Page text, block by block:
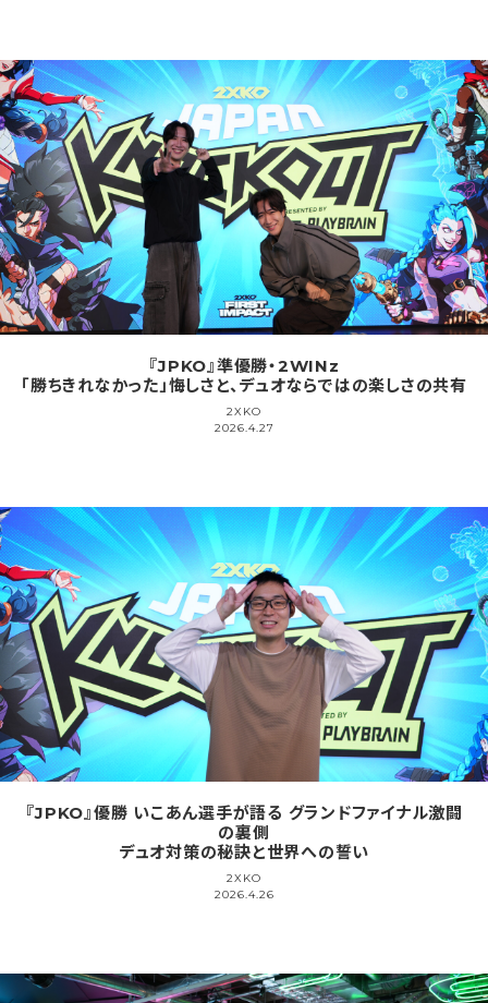
『JPKO』準優勝・2WINz
「勝ちきれなかった」悔しさと、デュオならではの楽しさの共有
2XKO
2026.4.27
『JPKO』優勝 いこあん選手が語る グランドファイナル激闘
の裏側
デュオ対策の秘訣と世界への誓い
2XKO
2026.4.26